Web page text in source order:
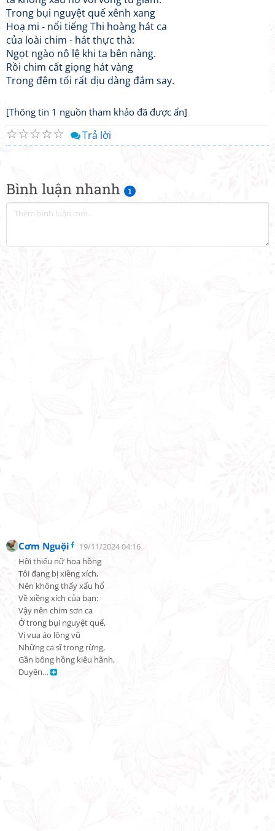
Bình luận nhanh 1
Cơm Nguội
19/11/2024 04:16
Hỡi thiếu nữ hoa hồng
Tôi đang bị xiềng xích,
Nên không thấy xấu hổ
Về xiềng xích của bạn:
Vậy nên chim sơn ca
Ở trong bụi nguyệt quế,
Vị vua áo lông vũ
Những ca sĩ trong rừng,
Gần bông hồng kiêu hãnh,
Duyên…
Trong bụi nguyệt quế xênh xang
Hoạ mi - nổi tiếng Thi hoàng hát ca
của loài chim - hát thực thà:
Ngọt ngào nô lệ khi ta bên nàng.
Rồi chim cất giọng hát vàng
Trong đêm tối rất dịu dàng đắm say.
[Thông tin 1 nguồn tham khảo đã được ẩn]
☆
☆
☆
☆
☆ Trả lời